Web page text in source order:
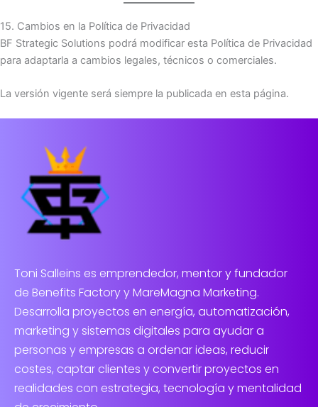
15. Cambios en la Política de Privacidad
BF Strategic Solutions podrá modificar esta Política de Privacidad
para adaptarla a cambios legales, técnicos o comerciales.
La versión vigente será siempre la publicada en esta página.
Toni Salleins es emprendedor, mentor y fundador
de Benefits Factory y MareMagna Marketing.
Desarrolla proyectos en energía, automatización,
marketing y sistemas digitales para ayudar a
personas y empresas a ordenar ideas, reducir
costes, captar clientes y convertir proyectos en
realidades con estrategia, tecnología y mentalidad